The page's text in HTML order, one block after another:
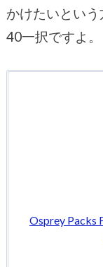
かけたいとい
40一択ですよ。
Osprey Packs